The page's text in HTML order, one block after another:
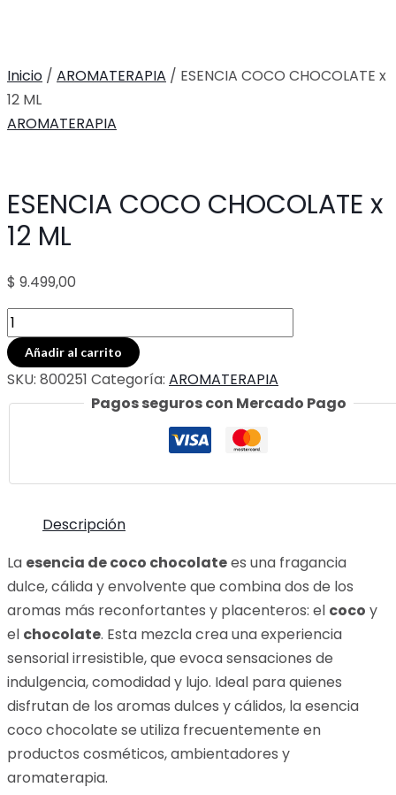
Inicio / AROMATERAPIA / ESENCIA COCO CHOCOLATE x
12 ML
AROMATERAPIA
ESENCIA COCO CHOCOLATE x
12 ML
$ 9.499,00
ESENCIA
COCO
CHOCOLATE
x
Añadir al carrito
SKU: 800251 Categoría: AROMATERAPIA
Pagos seguros con Mercado Pago
Descripción
La esencia de coco chocolatees una fragancia
dulce, cálida y envolvente que combina dos de los
aromas más reconfortantes y placenteros: el coco y
el chocolate. Esta mezcla crea una experiencia
sensorial irresistible, que evoca sensaciones de
indulgencia, comodidad y lujo. Ideal para quienes
disfrutan de los aromas dulces y cálidos, la esencia
coco chocolate se utiliza frecuentemente en
productos cosméticos, ambientadores y
aromaterapia.